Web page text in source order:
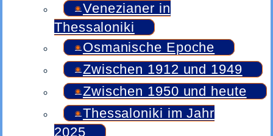
Venezianer in
Thessaloniki
Osmanische Epoche
Zwischen 1912 und 1949
Zwischen 1950 und heute
Thessaloniki im Jahr
2025